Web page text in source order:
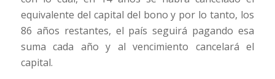
equivalente del capital del bono y por lo tanto, los
86 años restantes, el país seguirá pagando esa
suma cada año y al vencimiento cancelará el
capital.